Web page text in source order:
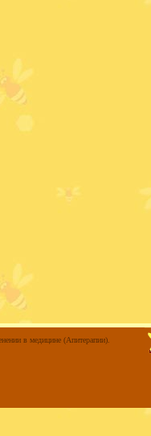
в медицине (Апитерапии).